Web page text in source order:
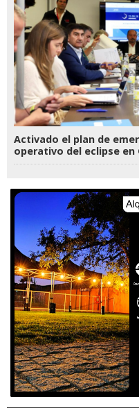
Activado el plan de
operativo del eclipse en